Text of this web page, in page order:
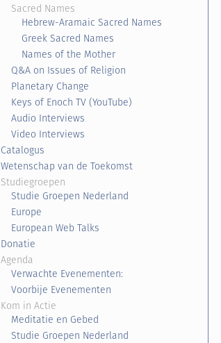
Sacred Names
Hebrew-Aramaic Sacred Names
Greek Sacred Names
Names of the Mother
Q&A on Issues of Religion
Planetary Change
Keys of Enoch TV (YouTube)
Audio Interviews
Video Interviews
Catalogus
Wetenschap van de Toekomst
Studiegroepen
Studie Groepen Nederland
Europe
European Web Talks
Donatie
Agenda
Verwachte Evenementen:
Voorbije Evenementen
Kom in Actie
Meditatie en Gebed
Studie Groepen Nederland